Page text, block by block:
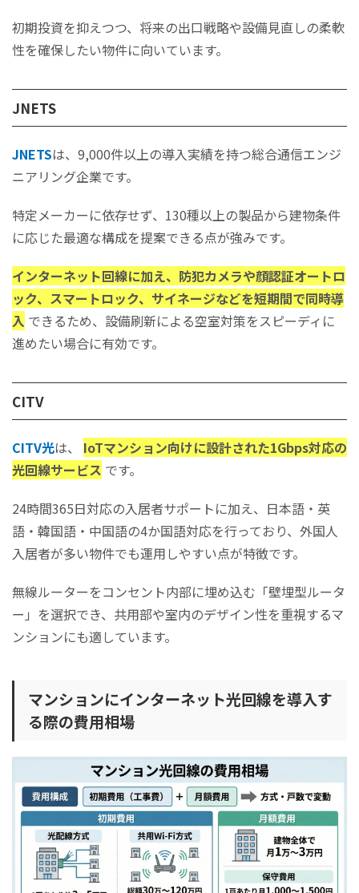
初期投資を抑えつつ、将来の出口戦略や設備見直しの柔軟
性を確保したい物件に向いています。
JNETS
JNETSは、9,000件以上の導入実績を持つ総合通信エンジ
ニアリング企業です。
特定メーカーに依存せず、130種以上の製品から建物条件
に応じた最適な構成を提案できる点が強みです。
インターネット回線に加え、防犯カメラや顔認証オートロ
ック、スマートロック、サイネージなどを短期間で同時導
入 できるため、設備刷新による空室対策をスピーディに
進めたい場合に有効です。
CITV
CITV光は、 IoTマンション向けに設計された1Gbps対応の
光回線サービス です。
24時間365日対応の入居者サポートに加え、日本語・英
語・韓国語・中国語の4か国語対応を行っており、外国人
入居者が多い物件でも運用しやすい点が特徴です。
無線ルーターをコンセント内部に埋め込む「壁埋型ルータ
ー」を選択でき、共用部や室内のデザイン性を重視するマ
ンションにも適しています。
マンションにインターネット光回線を導入す
る際の費用相場